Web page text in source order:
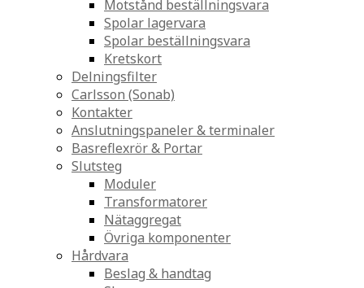
Motstånd beställningsvara
Spolar lagervara
Spolar beställningsvara
Kretskort
Delningsfilter
Carlsson (Sonab)
Kontakter
Anslutningspaneler & terminaler
Basreflexrör & Portar
Slutsteg
Moduler
Transformatorer
Nätaggregat
Övriga komponenter
Hårdvara
Beslag & handtag